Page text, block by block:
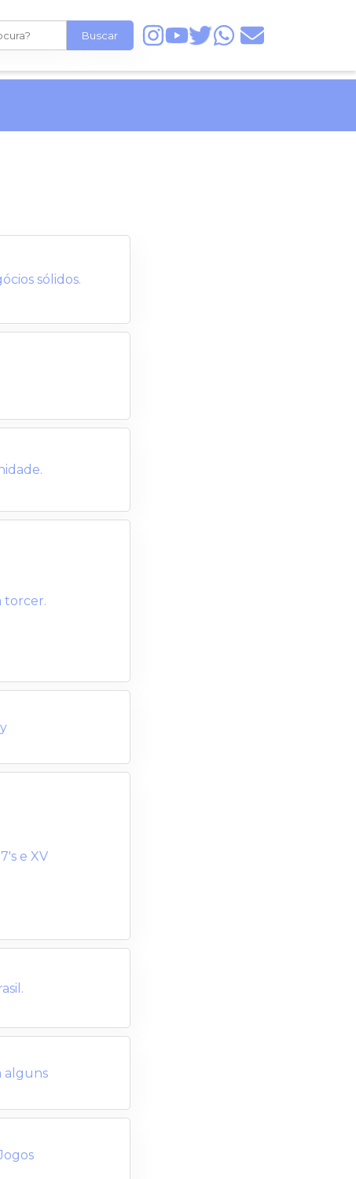
Buscar
sólidos.
torcer.
e XV
alguns